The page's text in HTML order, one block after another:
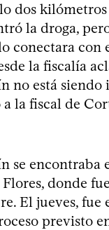
dos
la droga,
conectara con
la fiscalía
no está siendo
la fiscal de
se encontraba
donde
El jueves, fue
previsto